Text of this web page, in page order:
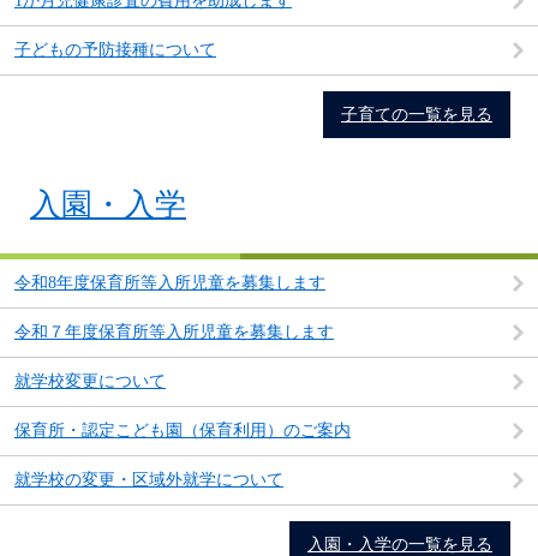
子どもの予防接種について
子育ての一覧を見る
入園・入学
令和8年度保育所等入所児童を募集します
令和７年度保育所等入所児童を募集します
就学校変更について
保育所・認定こども園（保育利用）のご案内
就学校の変更・区域外就学について
入園・入学の一覧を見る